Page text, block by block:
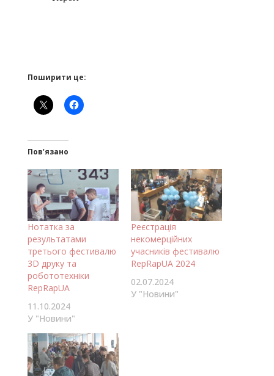
Поширити це:
Пов’язано
Нотатка за
результатами
третього фестивалю
3D друку та
робототехніки
RepRapUA
11.10.2024
У "Новини"
Реєстрація
некомерційних
учасників фестивалю
RepRapUA 2024
02.07.2024
У "Новини"